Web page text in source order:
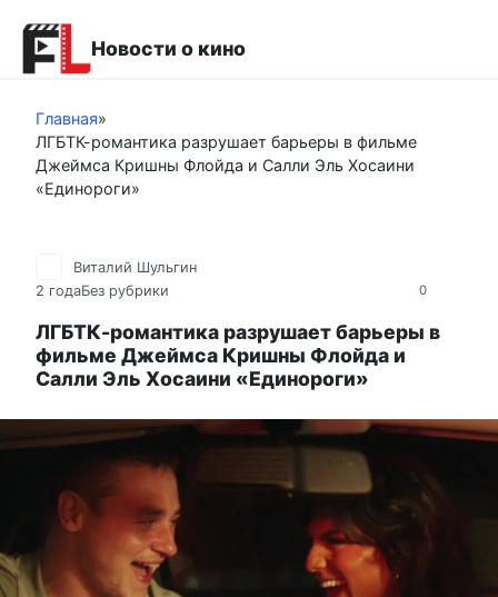
контенту
Новости о кино
Главная»
ЛГБТК-романтика разрушает барьеры в фильме
Джеймса Кришны Флойда и Салли Эль Хосаини
«Единороги»
0
Виталий Шульгин
2 годаБез рубрики
ЛГБТК-романтика разрушает барьеры в
фильме Джеймса Кришны Флойда и
Салли Эль Хосаини «Единороги»